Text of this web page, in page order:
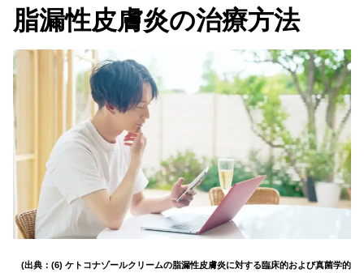
脂漏性皮膚炎の治療方法
(出典：(6) ケトコナゾールクリームの脂漏性皮膚炎に対する臨床的および真菌学的